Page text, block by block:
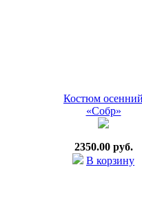
Костюм
«Собр»
2350.00 руб.
В корзину